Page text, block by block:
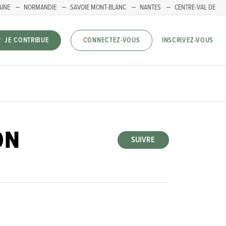
NORMANDIE SAVOIE MONT-BLANC NANTES
CENTRE-VAL DE
JE CONTRIBUE CONNECTEZ-VOUS INSCRIVEZ-VOUS
SUIVRE